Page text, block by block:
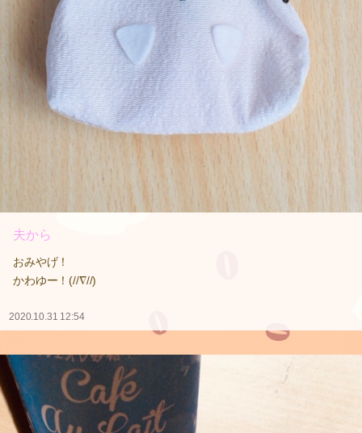
夫から
おみやげ！
かわゆー！(//∇//)
2020.10.31 12:54